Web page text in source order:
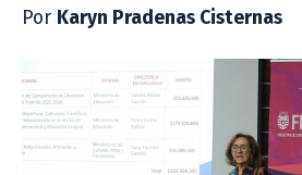
Por Karyn Pradenas Cisternas